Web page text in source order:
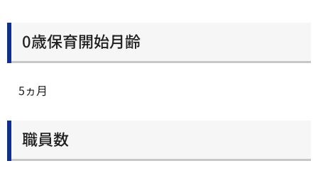
0歳保育開始月齢
5ヵ月
職員数